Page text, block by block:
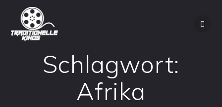
Schlagwort:
Afrika